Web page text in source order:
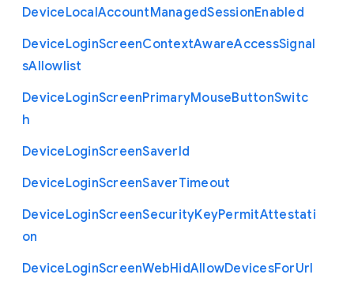
DeviceLocalAccountManagedSessionEnabled
DeviceLoginScreenContextAwareAccessSignal
sAllowlist
DeviceLoginScreenPrimaryMouseButtonSwitc
h
DeviceLoginScreenSaverId
DeviceLoginScreenSaverTimeout
DeviceLoginScreenSecurityKeyPermitAttestati
on
DeviceLoginScreenWebHidAllowDevicesForUrl